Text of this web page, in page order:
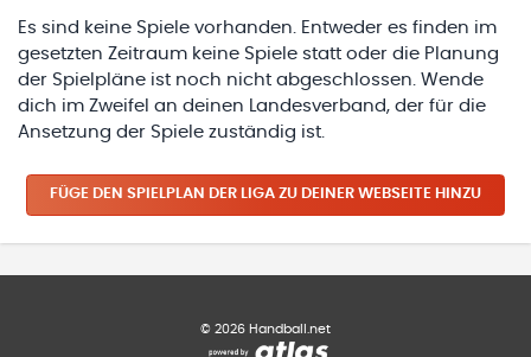
Es sind keine Spiele vorhanden. Entweder es finden im
gesetzten Zeitraum keine Spiele statt oder die Planung
der Spielpläne ist noch nicht abgeschlossen. Wende
dich im Zweifel an deinen Landesverband, der für die
Ansetzung der Spiele zuständig ist.
FÜGE DEN SPIELPLAN DER LIGA ZU DEINER WEBSEITE HINZU
© 2026 Handball.net